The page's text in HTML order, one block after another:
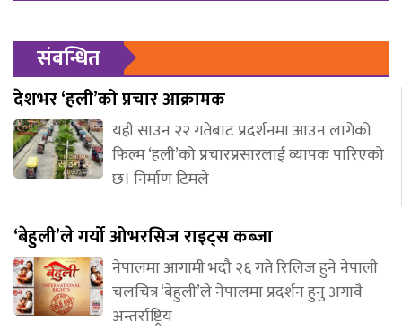
संबन्धित
देशभर ‘हली’को प्रचार आक्रामक
यही साउन २२ गतेबाट प्रदर्शनमा आउन लागेको
फिल्म ‘हली’को प्रचारप्रसारलाई व्यापक पारिएको
छ। निर्माण टिमले
‘बेहुली’ले गर्यो ओभरसिज राइट्स कब्जा
नेपालमा आगामी भदौ २६ गते रिलिज हुने नेपाली
चलचित्र ‘बेहुली’ले नेपालमा प्रदर्शन हुनु अगावै
अन्तर्राष्ट्रिय